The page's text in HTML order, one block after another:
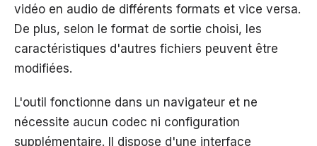
vidéo en audio de différents formats et vice versa.
De plus, selon le format de sortie choisi, les
caractéristiques d'autres fichiers peuvent être
modifiées.
L'outil fonctionne dans un navigateur et ne
nécessite aucun codec ni configuration
supplémentaire. Il dispose d'une interface